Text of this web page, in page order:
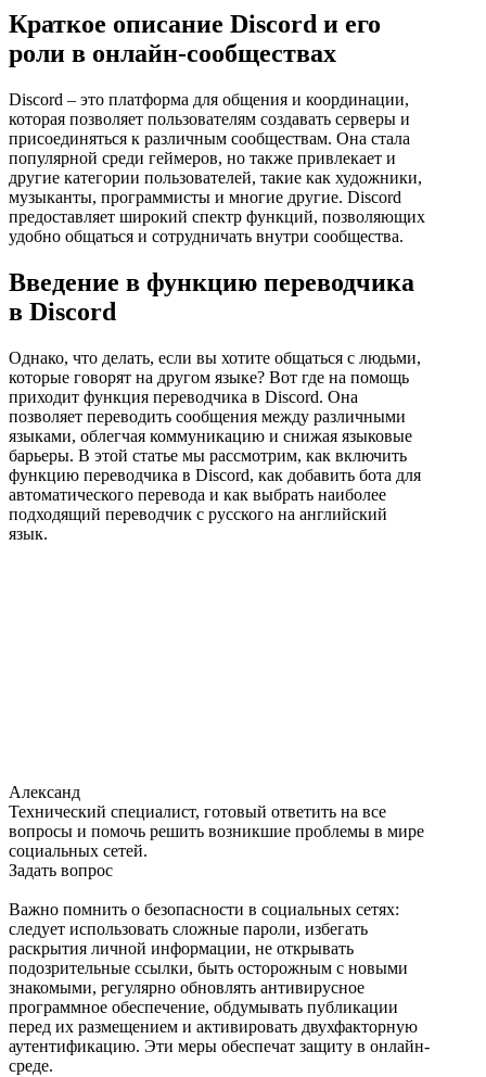
Краткое описание Discord и его
роли в онлайн-сообществах
Discord – это платформа для общения и координации,
которая позволяет пользователям создавать серверы и
присоединяться к различным сообществам. Она стала
популярной среди геймеров, но также привлекает и
другие категории пользователей, такие как художники,
музыканты, программисты и многие другие. Discord
предоставляет широкий спектр функций, позволяющих
удобно общаться и сотрудничать внутри сообщества.
Введение в функцию переводчика
в Discord
Однако, что делать, если вы хотите общаться с людьми,
которые говорят на другом языке? Вот где на помощь
приходит функция переводчика в Discord. Она
позволяет переводить сообщения между различными
языками, облегчая коммуникацию и снижая языковые
барьеры. В этой статье мы рассмотрим, как включить
функцию переводчика в Discord, как добавить бота для
автоматического перевода и как выбрать наиболее
подходящий переводчик с русского на английский
язык.
Александ
Технический специалист, готовый ответить на все
вопросы и помочь решить возникшие проблемы в мире
социальных сетей.
Задать вопрос
Важно помнить о безопасности в социальных сетях:
следует использовать сложные пароли, избегать
раскрытия личной информации, не открывать
подозрительные ссылки, быть осторожным с новыми
знакомыми, регулярно обновлять антивирусное
программное обеспечение, обдумывать публикации
перед их размещением и активировать двухфакторную
аутентификацию. Эти меры обеспечат защиту в онлайн-
среде.